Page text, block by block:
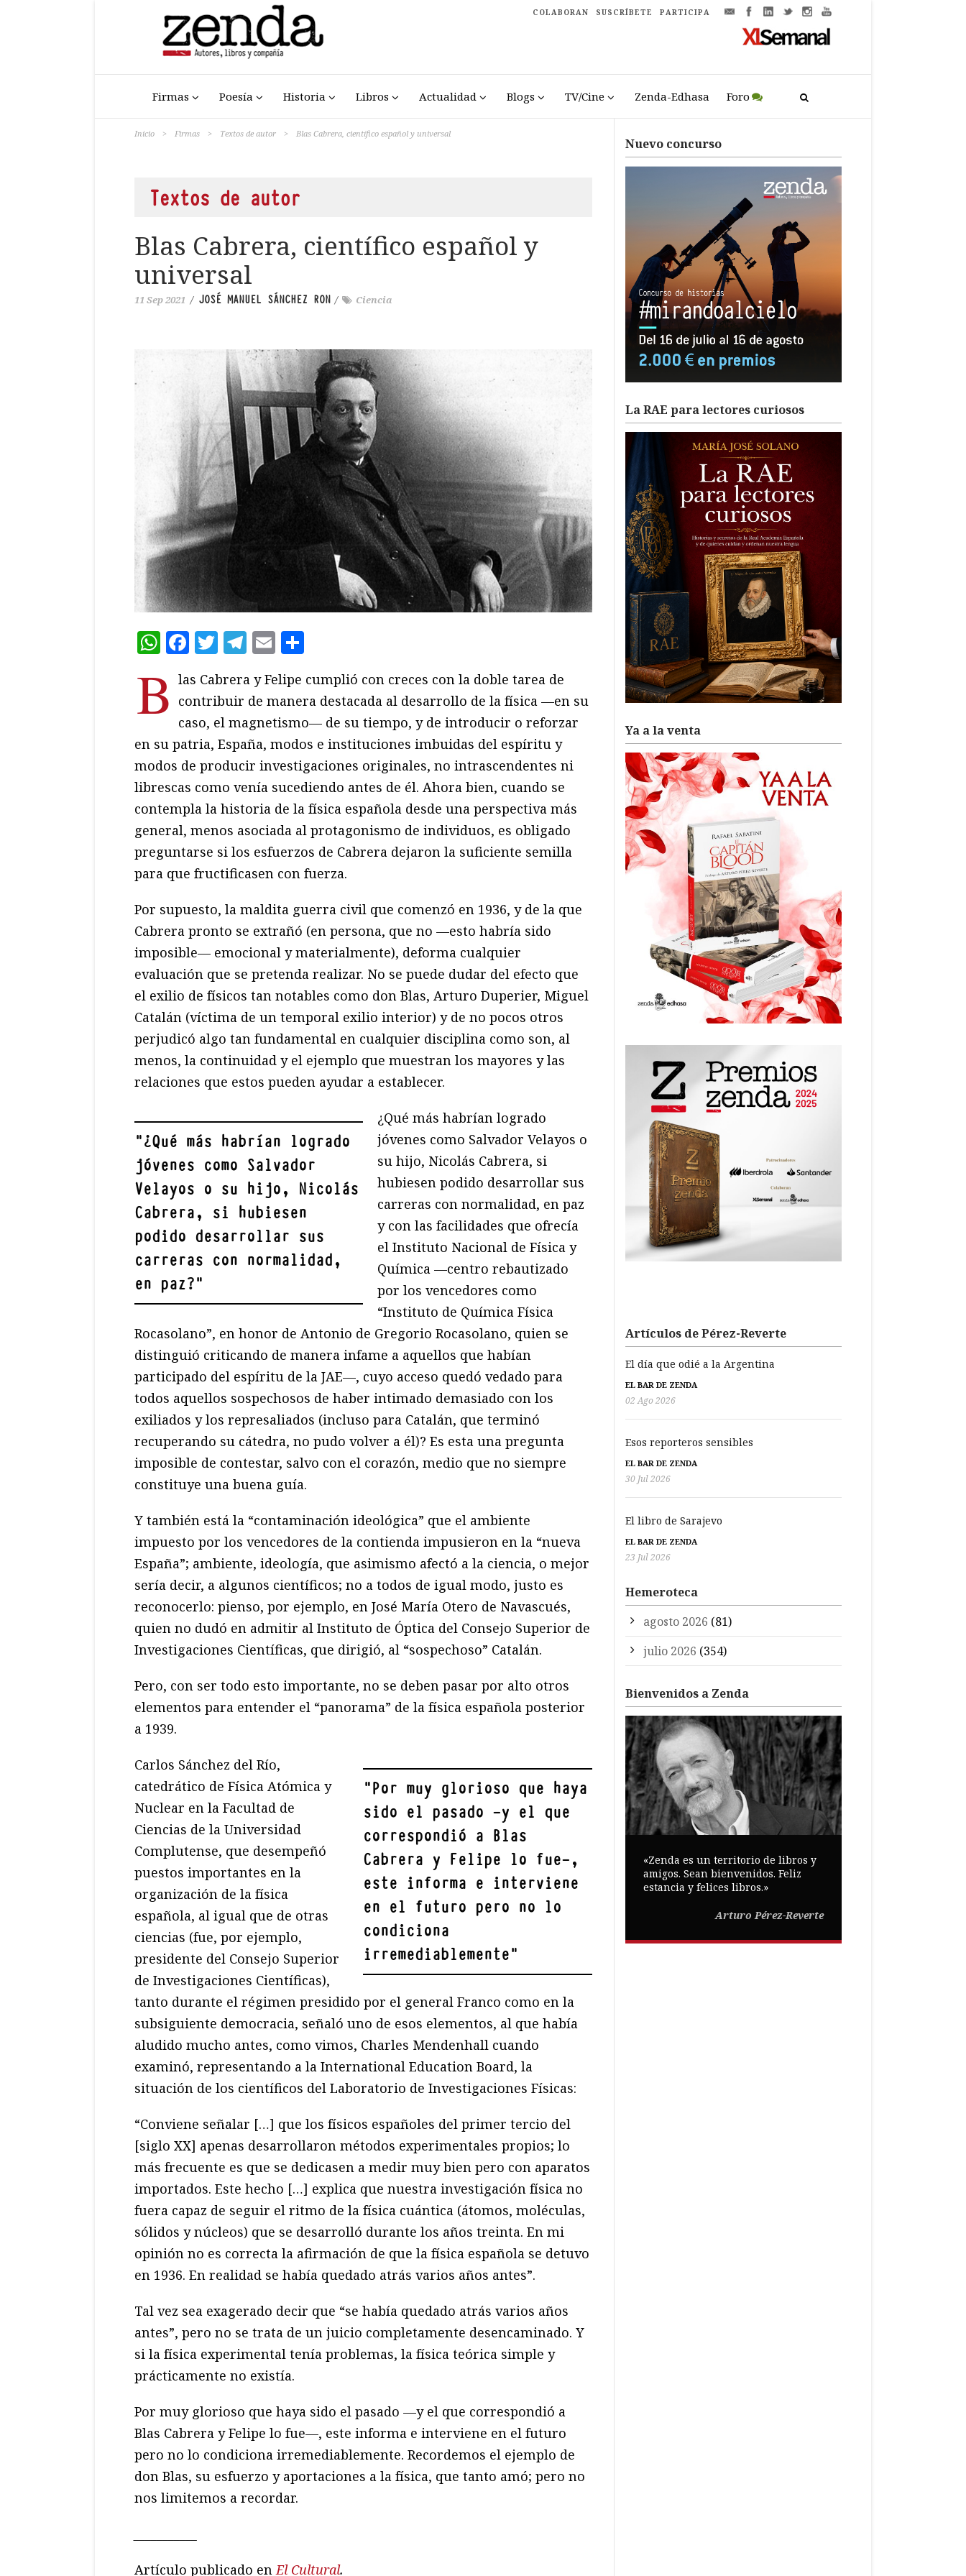
COLABORAN SUSCRÍBETE PARTICIPA
Firmas Poesía Historia Libros Actualidad Blogs TV/Cine Zenda-Edhasa Foro
Inicio > Firmas > Textos de autor > Blas Cabrera, científico español y universal
Textos de autor
Blas Cabrera, científico español y
universal
11 Sep 2021 / JOSÉ MANUEL SÁNCHEZ RON / Ciencia
WhatsApp
Facebook
Twitter
Telegram
Email
B las Cabrera y Felipe cumplió con creces con la doble tarea de
contribuir de manera destacada al desarrollo de la física —en su
caso, el magnetismo— de su tiempo, y de introducir o reforzar
en su patria, España, modos e instituciones imbuidas del espíritu y
modos de producir investigaciones originales, no intrascendentes ni
librescas como venía sucediendo antes de él. Ahora bien, cuando se
contempla la historia de la física española desde una perspectiva más
general, menos asociada al protagonismo de individuos, es obligado
preguntarse si los esfuerzos de Cabrera dejaron la suficiente semilla
para que fructificasen con fuerza.
Por supuesto, la maldita guerra civil que comenzó en 1936, y de la que
Cabrera pronto se extrañó (en persona, que no —esto habría sido
imposible— emocional y materialmente), deforma cualquier
evaluación que se pretenda realizar. No se puede dudar del efecto que
el exilio de físicos tan notables como don Blas, Arturo Duperier, Miguel
Catalán (víctima de un temporal exilio interior) y de no pocos otros
perjudicó algo tan fundamental en cualquier disciplina como son, al
menos, la continuidad y el ejemplo que muestran los mayores y las
relaciones que estos pueden ayudar a establecer.
"¿Qué más habrían logrado
jóvenes como Salvador
Velayos o su hijo, Nicolás
Cabrera, si hubiesen
podido desarrollar sus
carreras con normalidad,
en paz?"
¿Qué más habrían logrado
jóvenes como Salvador Velayos o
su hijo, Nicolás Cabrera, si
hubiesen podido desarrollar sus
carreras con normalidad, en paz
y con las facilidades que ofrecía
el Instituto Nacional de Física y
Química —centro rebautizado
por los vencedores como
“Instituto de Química Física
Rocasolano”, en honor de Antonio de Gregorio Rocasolano, quien se
distinguió criticando de manera infame a aquellos que habían
participado del espíritu de la JAE—, cuyo acceso quedó vedado para
todos aquellos sospechosos de haber intimado demasiado con los
exiliados y los represaliados (incluso para Catalán, que terminó
recuperando su cátedra, no pudo volver a él)? Es esta una pregunta
imposible de contestar, salvo con el corazón, medio que no siempre
constituye una buena guía.
Y también está la “contaminación ideológica” que el ambiente
impuesto por los vencedores de la contienda impusieron en la “nueva
España”; ambiente, ideología, que asimismo afectó a la ciencia, o mejor
sería decir, a algunos científicos; no a todos de igual modo, justo es
reconocerlo: pienso, por ejemplo, en José María Otero de Navascués,
quien no dudó en admitir al Instituto de Óptica del Consejo Superior de
Investigaciones Científicas, que dirigió, al “sospechoso” Catalán.
Pero, con ser todo esto importante, no se deben pasar por alto otros
elementos para entender el “panorama” de la física española posterior
a 1939.
"Por muy glorioso que haya
sido el pasado —y el que
correspondió a Blas
Cabrera y Felipe lo fue—,
este informa e interviene
en el futuro pero no lo
condiciona
irremediablemente"
Carlos Sánchez del Río,
catedrático de Física Atómica y
Nuclear en la Facultad de
Ciencias de la Universidad
Complutense, que desempeñó
puestos importantes en la
organización de la física
española, al igual que de otras
ciencias (fue, por ejemplo,
presidente del Consejo Superior
de Investigaciones Científicas),
tanto durante el régimen presidido por el general Franco como en la
subsiguiente democracia, señaló uno de esos elementos, al que había
aludido mucho antes, como vimos, Charles Mendenhall cuando
examinó, representando a la International Education Board, la
situación de los científicos del Laboratorio de Investigaciones Físicas:
“Conviene señalar […] que los físicos españoles del primer tercio del
[siglo XX] apenas desarrollaron métodos experimentales propios; lo
más frecuente es que se dedicasen a medir muy bien pero con aparatos
importados. Este hecho […] explica que nuestra investigación física no
fuera capaz de seguir el ritmo de la física cuántica (átomos, moléculas,
sólidos y núcleos) que se desarrolló durante los años treinta. En mi
opinión no es correcta la afirmación de que la física española se detuvo
en 1936. En realidad se había quedado atrás varios años antes”.
Tal vez sea exagerado decir que “se había quedado atrás varios años
antes”, pero no se trata de un juicio completamente desencaminado. Y
si la física experimental tenía problemas, la física teórica simple y
prácticamente no existía.
Por muy glorioso que haya sido el pasado —y el que correspondió a
Blas Cabrera y Felipe lo fue—, este informa e interviene en el futuro
pero no lo condiciona irremediablemente. Recordemos el ejemplo de
don Blas, su esfuerzo y aportaciones a la física, que tanto amó; pero no
nos limitemos a recordar.
Artículo publicado enEl Cultural.
Nuevo concurso
La RAE para lectores curiosos
Ya a la venta
Artículos de Pérez-Reverte
El día que odié a la Argentina
EL BAR DE ZENDA
02 Ago 2026
Esos reporteros sensibles
EL BAR DE ZENDA
30 Jul 2026
El libro de Sarajevo
EL BAR DE ZENDA
23 Jul 2026
Hemeroteca
agosto 2026 (81)
julio 2026 (354)
Bienvenidos a Zenda
«Zenda es un territorio de libros y
amigos. Sean bienvenidos. Feliz
estancia y felices libros.»
Arturo Pérez-Reverte